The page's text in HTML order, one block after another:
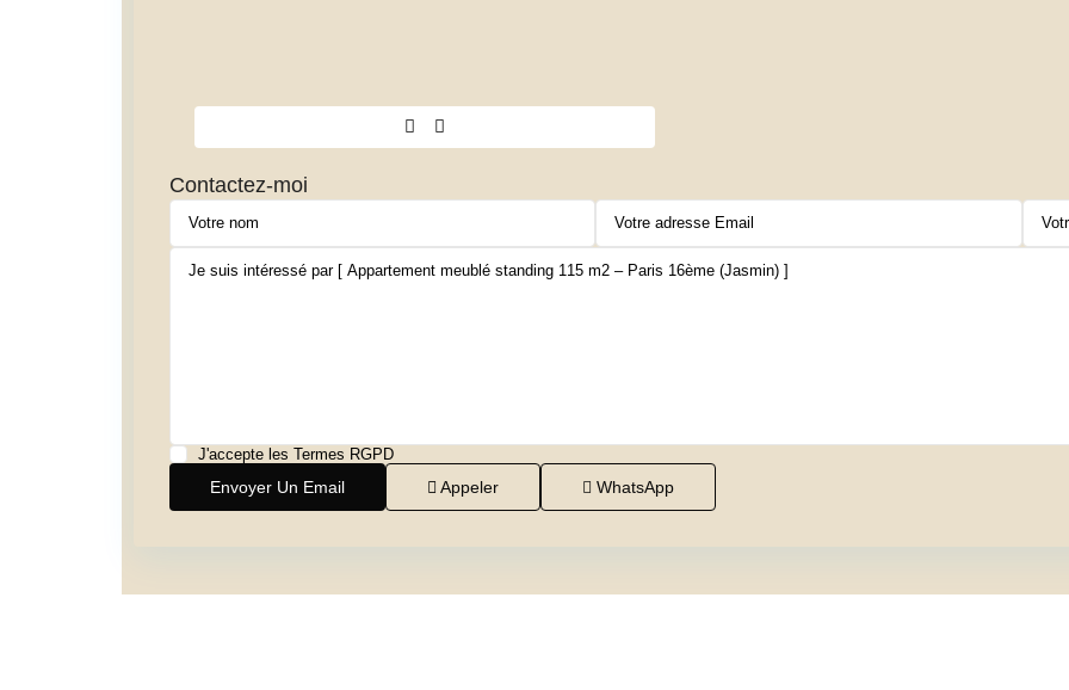
Contactez-moi
J'accepte les Termes RGPD
Appeler WhatsApp